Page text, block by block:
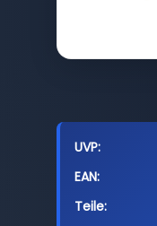
UVP:
EAN:
Teile: